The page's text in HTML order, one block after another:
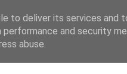
to deliver its services and
performance and security
abuse.